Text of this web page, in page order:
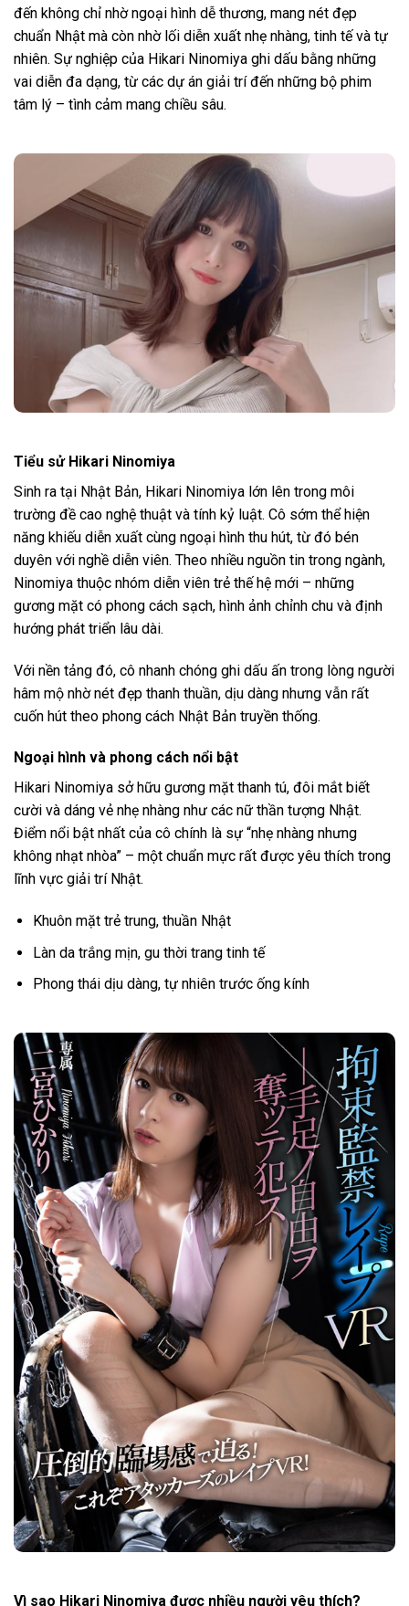
đến không chỉ nhờ ngoại hình dễ thương, mang nét đẹp
chuẩn Nhật mà còn nhờ lối diễn xuất nhẹ nhàng, tinh tế và tự
nhiên. Sự nghiệp của Hikari Ninomiya ghi dấu bằng những
vai diễn đa dạng, từ các dự án giải trí đến những bộ phim
tâm lý – tình cảm mang chiều sâu.
Tiểu sử Hikari Ninomiya
Sinh ra tại Nhật Bản, Hikari Ninomiya lớn lên trong môi
trường đề cao nghệ thuật và tính kỷ luật. Cô sớm thể hiện
năng khiếu diễn xuất cùng ngoại hình thu hút, từ đó bén
duyên với nghề diễn viên. Theo nhiều nguồn tin trong ngành,
Ninomiya thuộc nhóm diễn viên trẻ thế hệ mới – những
gương mặt có phong cách sạch, hình ảnh chỉnh chu và định
hướng phát triển lâu dài.
Với nền tảng đó, cô nhanh chóng ghi dấu ấn trong lòng người
hâm mộ nhờ nét đẹp thanh thuần, dịu dàng nhưng vẫn rất
cuốn hút theo phong cách Nhật Bản truyền thống.
Ngoại hình và phong cách nổi bật
Hikari Ninomiya sở hữu gương mặt thanh tú, đôi mắt biết
cười và dáng vẻ nhẹ nhàng như các nữ thần tượng Nhật.
Điểm nổi bật nhất của cô chính là sự “nhẹ nhàng nhưng
không nhạt nhòa” – một chuẩn mực rất được yêu thích trong
lĩnh vực giải trí Nhật.
Khuôn mặt trẻ trung, thuần Nhật
Làn da trắng mịn, gu thời trang tinh tế
Phong thái dịu dàng, tự nhiên trước ống kính
Vì sao Hikari Ninomiya được nhiều người yêu thích?